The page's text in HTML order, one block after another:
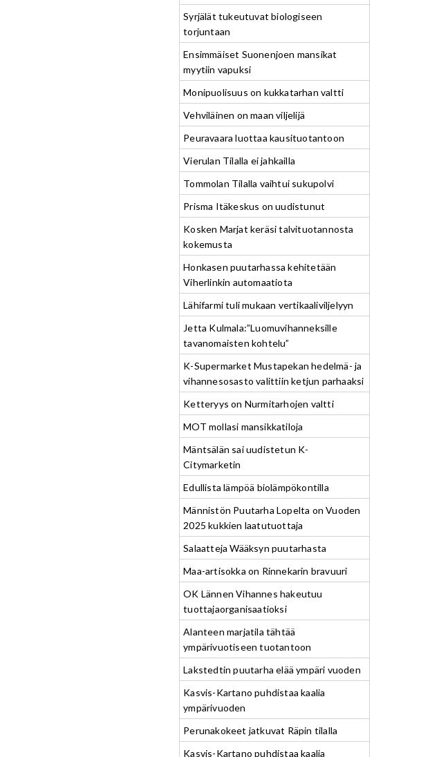
Syrjälät tukeutuvat biologiseen
torjuntaan
Ensimmäiset Suonenjoen mansikat
myytiin vapuksi
Monipuolisuus on kukkatarhan valtti
Vehviläinen on maan viljelijä
Peuravaara luottaa kausituotantoon
Vierulan Tilalla ei jahkailla
Tommolan Tilalla vaihtui sukupolvi
Prisma Itäkeskus on uudistunut
Kosken Marjat keräsi talvituotannosta
kokemusta
Honkasen puutarhassa kehitetään
Viherlinkin automaatiota
Lähifarmi tuli mukaan vertikaaliviljelyyn
Jetta Kulmala:”Luomuvihanneksille
tavanomaisten kohtelu”
K-Supermarket Mustapekan hedelmä- ja
vihannesosasto valittiin ketjun parhaaksi
Ketteryys on Nurmitarhojen valtti
MOT mollasi mansikkatiloja
Mäntsälän sai uudistetun K-
Citymarketin
Edullista lämpöä biolämpökontilla
Männistön Puutarha Lopelta on Vuoden
2025 kukkien laatutuottaja
Salaatteja Wääksyn puutarhasta
Maa-artisokka on Rinnekarin bravuuri
OK Lännen Vihannes hakeutuu
tuottajaorganisaatioksi
Alanteen marjatila tähtää
ympärivuotiseen tuotantoon
Lakstedtin puutarha elää ympäri vuoden
Kasvis-Kartano puhdistaa kaalia
ympärivuoden
Perunakokeet jatkuvat Räpin tilalla
Kasvis-Kartano puhdistaa kaalia